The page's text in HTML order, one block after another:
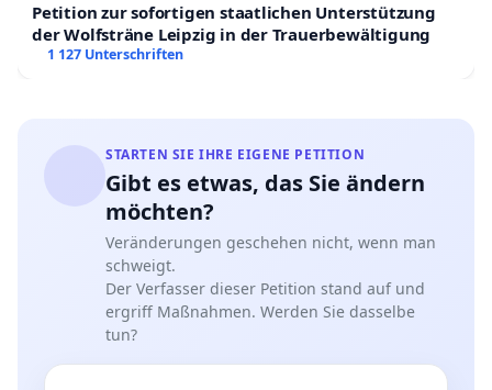
Kulturgeschichte und lehrreiches Exempel einer
produktiven und autoreflexiven Begegnung mit
sondern auch für das 21. Jahrhundert eine
lohnende Lektüre.
Karl-May-Gesellschaft e. V. (vgl. auchdiese
grundsätzliche Stellungnahme
Karl-May-Stiftung
Petition zur sofortigen staatlichen Unterstützung
der Wolfsträne Leipzig in der Trauerbewältigung
1 127 Unterschriften
STARTEN SIE IHRE EIGENE PETITION
Gibt es etwas, das Sie ändern
möchten?
Veränderungen geschehen nicht, wenn man
schweigt.
Der Verfasser dieser Petition stand auf und
ergriff Maßnahmen. Werden Sie dasselbe
tun?